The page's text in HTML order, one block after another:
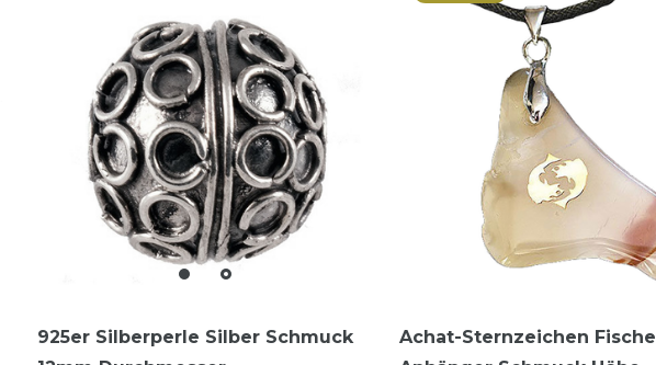
925er Silberperle Silber Schmuck
Achat-Sternzeichen Fische